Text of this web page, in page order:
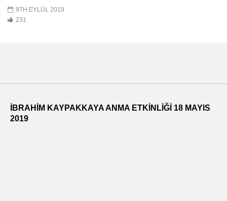
9TH EYLÜL 2019
231
İBRAHİM KAYPAKKAYA ANMA ETKİNLİĞİ 18 MAYIS
2019